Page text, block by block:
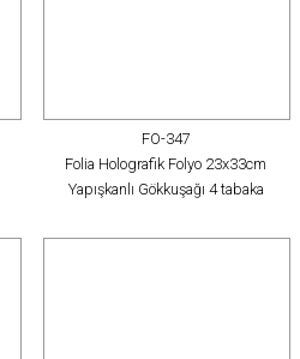
FO-347
Folia Holografik Folyo 23x33cm
Yapışkanlı Gökkuşağı 4 tabaka